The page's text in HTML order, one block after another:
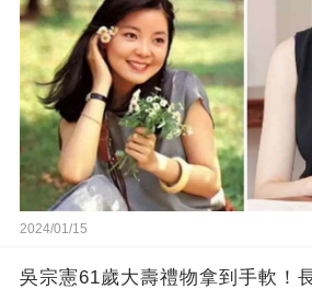
2024/01/15
吳宗憲61歲大壽禮物拿到手軟！